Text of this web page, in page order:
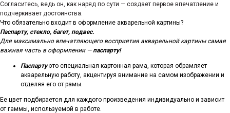
Согласитесь, ведь он, как наряд по сути — создает первое впечатление и
подчеркивает достоинства.
Что обязательно входит в оформление акварельной картины?
Паспарту, стекло, багет, подвес.
Для максимально впечатляющего восприятия акварельной картины самая
важная часть в оформлении —паспарту!
Паспартуэто специальная картонная рама, которая обрамляет
акварельную работу, акцентируя внимание на самом изображении и
отделяя его от рамы.
Ее цвет подбирается для каждого произведения индивидуально и зависит
от гаммы, используемой в работе.